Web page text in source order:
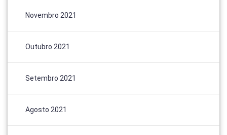
Novembro 2021
Outubro 2021
Setembro 2021
Agosto 2021